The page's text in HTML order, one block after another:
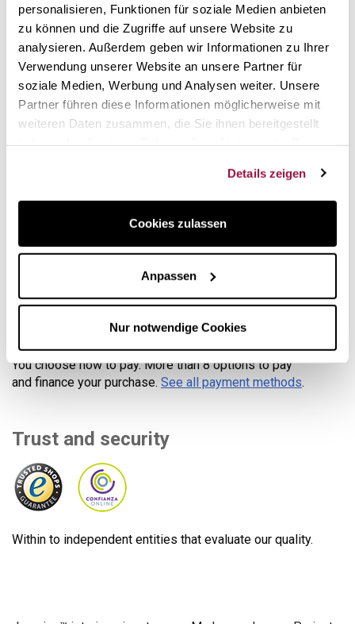
personalisieren, Funktionen für soziale Medien anbieten
zu können und die Zugriffe auf unsere Website zu
analysieren. Außerdem geben wir Informationen zu Ihrer
Verwendung unserer Website an unsere Partner für
soziale Medien, Werbung und Analysen weiter. Unsere
Partner führen diese Informationen möglicherweise mit
weiteren Daten zusammen, die Sie ihnen bereitgestellt
Details zeigen
Cookies zulassen
Anpassen
Nur notwendige Cookies
Hi there! Customer care Center
Also in social networks:
Information
Legal notice
Secure payment
You choose how to pay. More than 8 options to pay
and finance your purchase. See all payment methods.
Trust and security
Within to independent entities that evaluate our quality.